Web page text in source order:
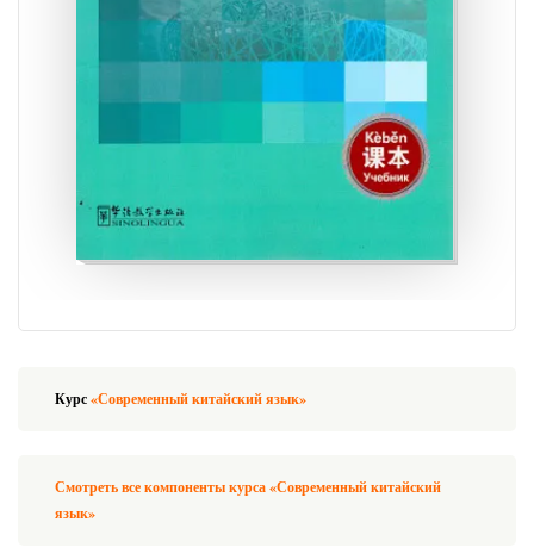
Курс«Современный китайский язык»
Смотреть все компоненты курса «Современный китайский
язык»